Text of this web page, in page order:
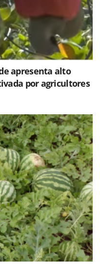
apresenta alto
por agricultores